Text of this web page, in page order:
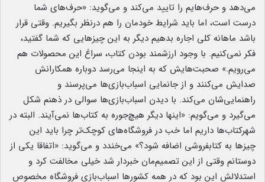
می‌دهد و حرف‌هایم را تایید می‌کند و می‌گوید: «حرف‌های شما
درست است، اما باید شرایط خودمان را هم درنظر بگیریم. وقتی قرار
باشد ماهانه کلی اجاره بدهیم دیگر به این چیزهایی که شما گفتید،
فکر نمی‌کنیم. با وجود ارزشمند بودن کتاب، سراغ این محصولات هم
می‌رویم.» صحبت‌هایش که به اینجا می‌رسد دوباره همکارانش
صدایش می‌کنند و از جانمایی اسباب‌بازی‌ها می‌پرسند و
راهنمایی‌شان می‌کند. با دیدن اسباب‌بازی‌ها سوالی در ذهنم شکل
می‌گیرد و می‌گویم: «اینها دیگر هیچ‌جوره به کتاب‌ها نمی‌آیند. البته در
شهرکتاب‌ها داریم اما خب در فروشگاه‌های کوچک‌تر چرا باید این
چیزها به کتابفروشی اضافه شود؟» می‌خندد و می‌گوید: «اتفاقا یکی از
دوستانم وقتی از این تصمیم‌مان خبردار شد خیلی مخالفت کرد و
استدلالش این بود که در همه کشورها اسباب‌بازی فروشگاه مخصوص